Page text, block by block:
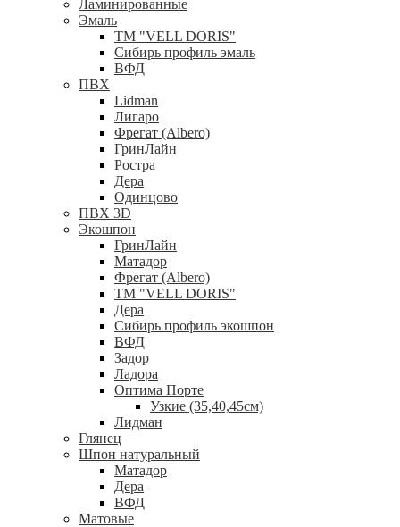
Ламинированные
Эмаль
ТМ "VELL DORIS"
Сибирь профиль эмаль
ВФД
ПВХ
Lidman
Лигаро
Фрегат (Albero)
ГринЛайн
Ростра
Дера
Одинцово
ПВХ 3D
Экошпон
ГринЛайн
Матадор
Фрегат (Albero)
ТМ "VELL DORIS"
Дера
Сибирь профиль экошпон
ВФД
Задор
Ладора
Оптима Порте
Узкие (35,40,45см)
Лидман
Глянец
Шпон натуральный
Матадор
Дера
ВФД
Матовые